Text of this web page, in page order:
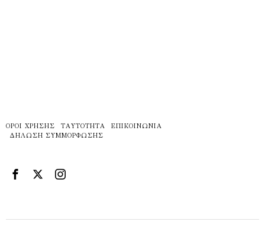
ΌΡΟΙ ΧΡΉΣΗΣ ΤΑΥΤΌΤΗΤΑ
ΕΠΙΚΟΙΝΩΝΊΑ
ΔΉΛΩΣΗ ΣΥΜΜΌΡΦΩΣΗΣ